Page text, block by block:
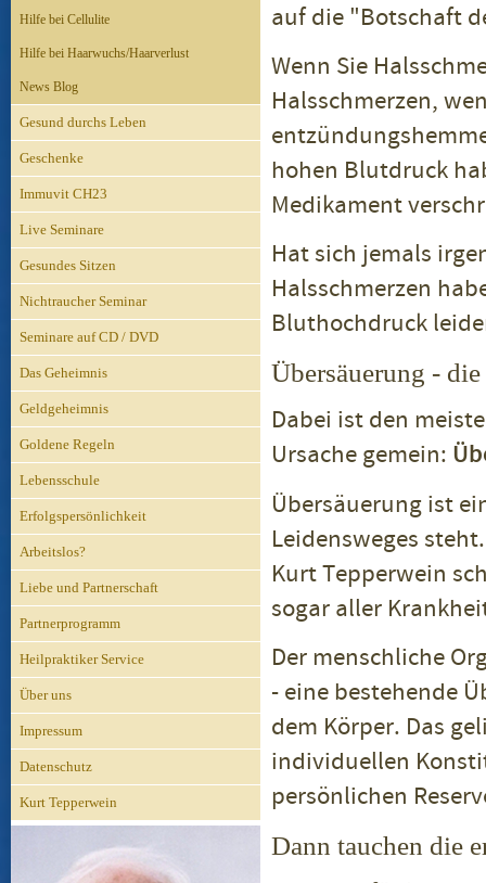
Hilfe bei Cellulite
Hilfe bei Haarwuchs/Haarverlust
News Blog
Gesund durchs Leben
Geschenke
Immuvit CH23
Live Seminare
Gesundes Sitzen
Nichtraucher Seminar
Seminare auf CD / DVD
Das Geheimnis
Geldgeheimnis
Goldene Regeln
Lebensschule
Erfolgspersönlichkeit
Arbeitslos?
Liebe und Partnerschaft
Partnerprogramm
Heilpraktiker Service
Über uns
Impressum
Datenschutz
Kurt Tepperwein
auf die "Botschaft
Wenn Sie
Halsschmerzen,
hohen Blutdruck
Medikament
Hat sich jemals
Halsschmerzen
Bluthochdruck
Übersäuerung -
Dabei ist den
Ursache gemein:
Übersäuerung ist
Leidensweges
Kurt Tepperwein
sogar aller
Der menschliche
- eine bestehende
dem Körper. Das
individuellen
persönlichen
Dann tauchen die